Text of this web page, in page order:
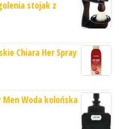
stojak z
Chiara Her Spray
Woda kolońska